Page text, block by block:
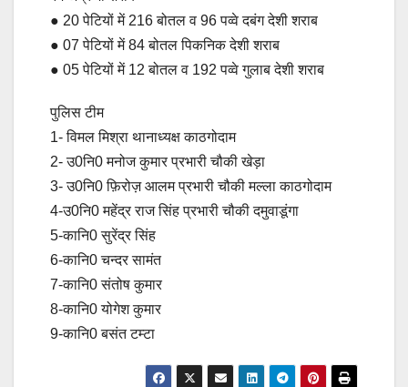
● 20 पेटियों में 216 बोतल व 96 पव्वे दबंग देशी शराब
● 07 पेटियों में 84 बोतल पिकनिक देशी शराब
● 05 पेटियों में 12 बोतल व 192 पव्वे गुलाब देशी शराब
पुलिस टीम
1- विमल मिश्रा थानाध्यक्ष काठगोदाम
2- उ0नि0 मनोज कुमार प्रभारी चौकी खेड़ा
3- उ0नि0 फ़िरोज़ आलम प्रभारी चौकी मल्ला काठगोदाम
4-उ0नि0 महेंद्र राज सिंह प्रभारी चौकी दमुवाडूंगा
5-कानि0 सुरेंद्र सिंह
6-कानि0 चन्दर सामंत
7-कानि0 संतोष कुमार
8-कानि0 योगेश कुमार
9-कानि0 बसंत टम्टा